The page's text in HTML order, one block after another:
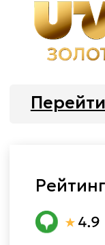
котировок на
монет и слитков,
фиксированной и может
уточняйте у менеджера.